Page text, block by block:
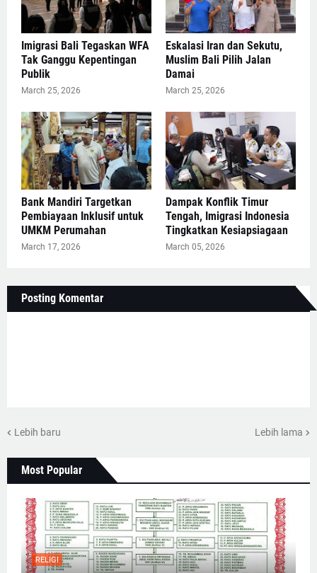
Imigrasi Bali Tegaskan WFA
Tak Ganggu Kepentingan
Publik
March 25, 2026
Eskalasi Iran dan Sekutu,
Muslim Bali Pilih Jalan
Damai
March 25, 2026
Bank Mandiri Targetkan
Pembiayaan Inklusif untuk
UMKM Perumahan
March 17, 2026
Dampak Konflik Timur
Tengah, Imigrasi Indonesia
Tingkatkan Kesiapsiagaan
March 05, 2026
Posting Komentar
Lebih baru Lebih lama
Most Popular
RELIGI